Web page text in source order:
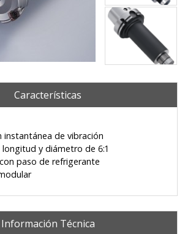
Características
instantánea de vibración
longitud y diámetro de 6:1
paso de refrigerante
Información Técnica